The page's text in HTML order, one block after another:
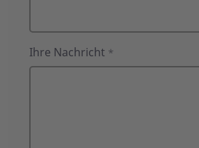
Ihre Nachricht *